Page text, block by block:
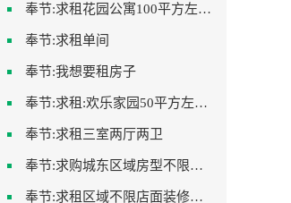
奉节:求租花园公寓100平方左右，电梯房
奉节:求租单间
奉节:我想要租房子
奉节:求租:欢乐家园50平方左右的单身公寓廉租房
奉节:求租三室两厅两卫
奉节:求购城东区域房型不限装修不限
奉节:求租区域不限店面装修不限